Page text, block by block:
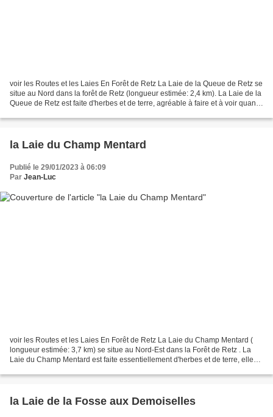
voir les Routes et les Laies En Forêt de Retz La Laie de la Queue de Retz se
situe au Nord dans la forêt de Retz (longueur estimée: 2,4 km). La Laie de la
Queue de Retz est faite d'herbes et de terre, agréable à faire et à voir quand
la Laie du Champ Mentard
Publié le 29/01/2023 à 06:09
Par Jean-Luc
voir les Routes et les Laies En Forêt de Retz La Laie du Champ Mentard (
longueur estimée: 3,7 km) se situe au Nord-Est dans la Forêt de Retz . La
Laie du Champ Mentard est faite essentiellement d'herbes et de terre, elle
la Laie de la Fosse aux Demoiselles